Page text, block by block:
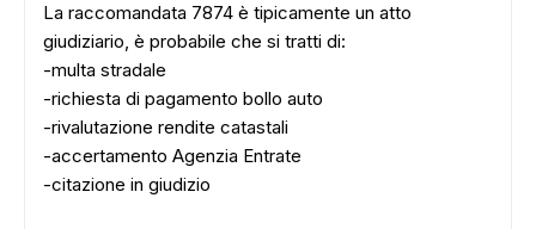
La raccomandata 7874 è tipicamente un atto
giudiziario, è probabile che si tratti di:
-multa stradale
-richiesta di pagamento bollo auto
-rivalutazione rendite catastali
-accertamento Agenzia Entrate
-citazione in giudizio